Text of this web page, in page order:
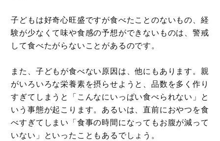
子どもは好奇心旺盛ですが食べたことのないもの、経
験が少なくて味や食感の予想ができないものは、警戒
して食べたがらないことがあるのです。
また、子どもが食べない原因は、他にもあります。親
がいろいろな栄養素を摂らせようと、品数を多く作り
すぎてしまうと「こんなにいっぱい食べられない」と
いう事態が起こります。あるいは、直前におやつを食
べすぎてしまい「食事の時間になってもお腹が減って
いない」といったこともあるでしょう。